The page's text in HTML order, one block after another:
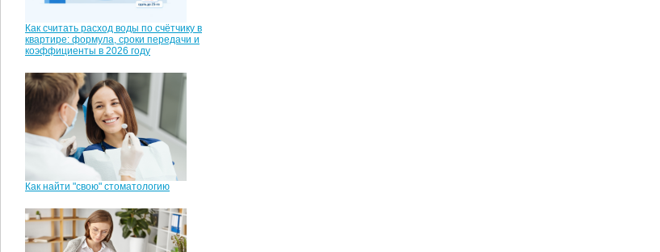
Как считать расход воды по счётчику в
квартире: формула, сроки передачи и
коэффициенты в 2026 году
Как найти "свою" стоматологию